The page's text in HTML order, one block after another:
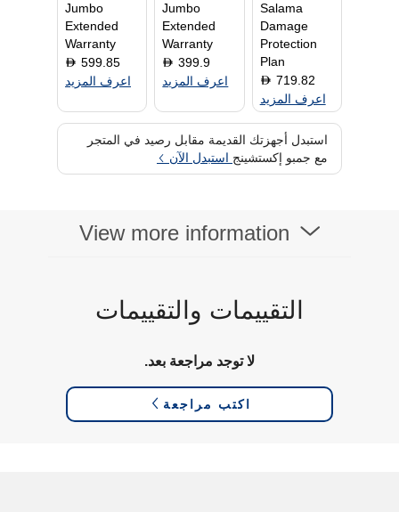
العشوائية في الهواتف
والحواسيب "
معالج الرسوميات
معالج الرسوميات AMD
Radeon
حجم الشاشة
16 Inch
نظام التشغيل
Windows 11 Home
نوع العرض
IPS
Salama
Damage
Protection
Plan
D 719.82
اعرف المزيد
Jumbo
Extended
Warranty
D 399.9
اعرف المزيد
Jumbo
Extended
Warranty
D 599.85
اعرف المزيد
استبدل أجهزتك القديمة مقابل رصيد في المتجر
مع جمبو إكستشينج استبدل الآن
View more information
التقييمات والتقييمات
لا توجد مراجعة بعد.
اكتب مراجعة